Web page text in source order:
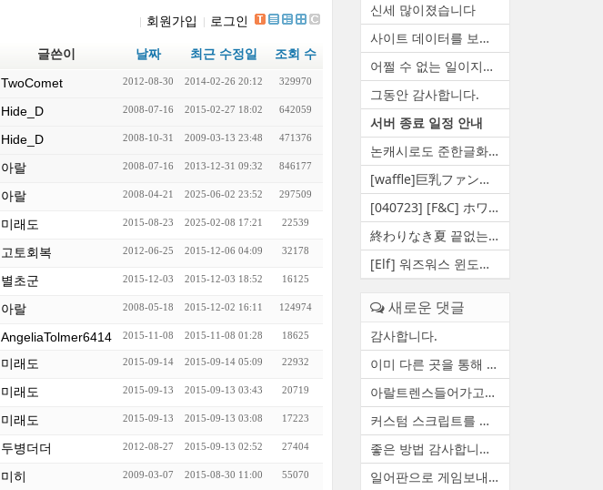
회원가입 로그인
글쓴이 날짜 최근 수정일
조회 수
TwoComet 2012-08-30 2014-02-26 20:12 329970
Hide_D 2008-07-16 2015-02-27 18:02 642059
Hide_D 2008-10-31 2009-03-13 23:48 471376
아랄 2008-07-16 2013-12-31 09:32 846177
아랄 2008-04-21 2025-06-02 23:52 297509
미래도 2015-08-23 2025-02-08 17:21 22539
고토회복 2012-06-25 2015-12-06 04:09 32178
별초군 2015-12-03 2015-12-03 18:52 16125
아랄 2008-05-18 2015-12-02 16:11 124974
AngeliaTolmer6414 2015-11-08 2015-11-08 01:28 18625
미래도 2015-09-14 2015-09-14 05:09 22932
미래도 2015-09-13 2015-09-13 03:43 20719
미래도 2015-09-13 2015-09-13 03:08 17223
두병더더 2012-08-27 2015-09-13 02:52 27404
미히 2009-03-07 2015-08-30 11:00 55070
신세 많이졌습니다
사이트 데이터를 보존하거나 ...
어쩔 수 없는 일이지만 참 아...
그동안 감사합니다.
서버 종료 일정 안내
논캐시로도 준한글화 만들 수 ...
[waffle]巨乳ファンタジー5 王...
[040723] [F&C] ホワイト...
終わりなき夏 끝없는여름 영원...
[Elf] 워즈워스 윈도우 10 대...
새로운 댓글
감사합니다.
이미 다른 곳을 통해 자료 백...
아랄트렌스들어가고요 함수하...
커스텀 스크립트를 정상적으로...
좋은 방법 감사합니다. 한번 ...
일어판으로 게임보내줄수있습니다